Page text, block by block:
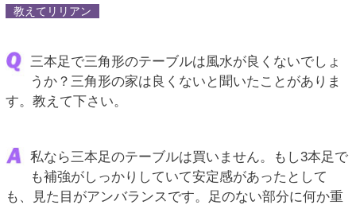
教えてリリアン
三本足で三角形のテーブルは風水が良くないでしょ
うか？三角形の家は良くないと聞いたことがありま
す。教えて下さい。
私なら三本足のテーブルは買いません。もし3本足で
も補強がしっかりしていて安定感があったとして
も、見た目がアンバランスです。足のない部分に何か重